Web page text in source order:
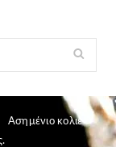
Ασημένιο κολιέ